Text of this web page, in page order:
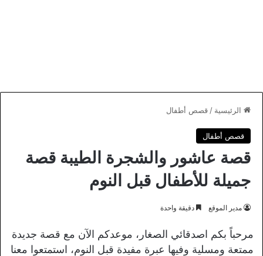
الرئيسية / قصص أطفال
قصص أطفال
قصة عاشور والشجرة الطيبة قصة
جميلة للأطفال قبل النوم
مدير الموقع دقيقة واحدة
مرحباً بكم اصدقائي الصغار، موعدكم الآن مع قصة جديدة
ممتعة ومسلية وفيها عبرة مفيدة قبل النوم، استمتعوا معنا